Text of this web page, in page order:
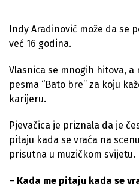
Indy Aradinović može da se
već 16 godina.
Vlasnica se mnogih hitova, a
pesma “Bato bre” za koju
karijeru.
Pjevačica je priznala da je
pitaju kada se vraća na
prisutna u muzičkom svijetu.
– Kada me pitaju kada se